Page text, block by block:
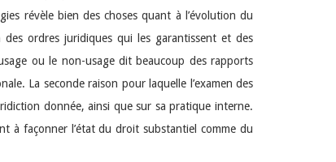
révèle bien des choses quant à l’évolution du
ordres juridiques qui les garantissent et des
ou le non-usage dit beaucoup des rapports
La seconde raison pour laquelle l’examen des
donnée, ainsi que sur sa pratique interne.
à façonner l’état du droit substantiel comme du